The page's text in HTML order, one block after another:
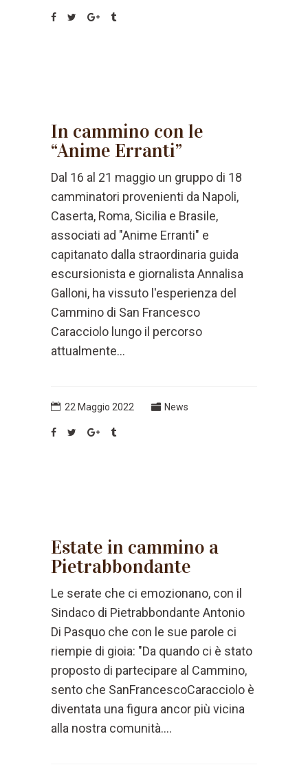
In cammino con le
“Anime Erranti”
Dal 16 al 21 maggio un gruppo di 18
camminatori provenienti da Napoli,
Caserta, Roma, Sicilia e Brasile,
associati ad "Anime Erranti" e
capitanato dalla straordinaria guida
escursionista e giornalista Annalisa
Galloni, ha vissuto l'esperienza del
Cammino di San Francesco
Caracciolo lungo il percorso
attualmente...
22 Maggio 2022 News
Estate in cammino a
Pietrabbondante
Le serate che ci emozionano, con il
Sindaco di Pietrabbondante Antonio
Di Pasquo che con le sue parole ci
riempie di gioia: "Da quando ci è stato
proposto di partecipare al Cammino,
sento che SanFrancescoCaracciolo è
diventata una figura ancor più vicina
alla nostra comunità....